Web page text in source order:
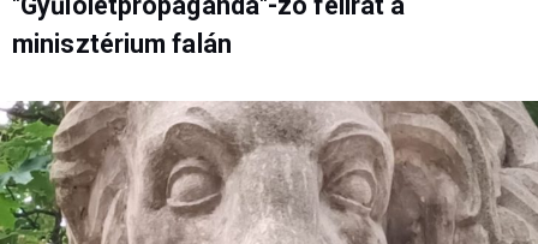
minisztérium falán